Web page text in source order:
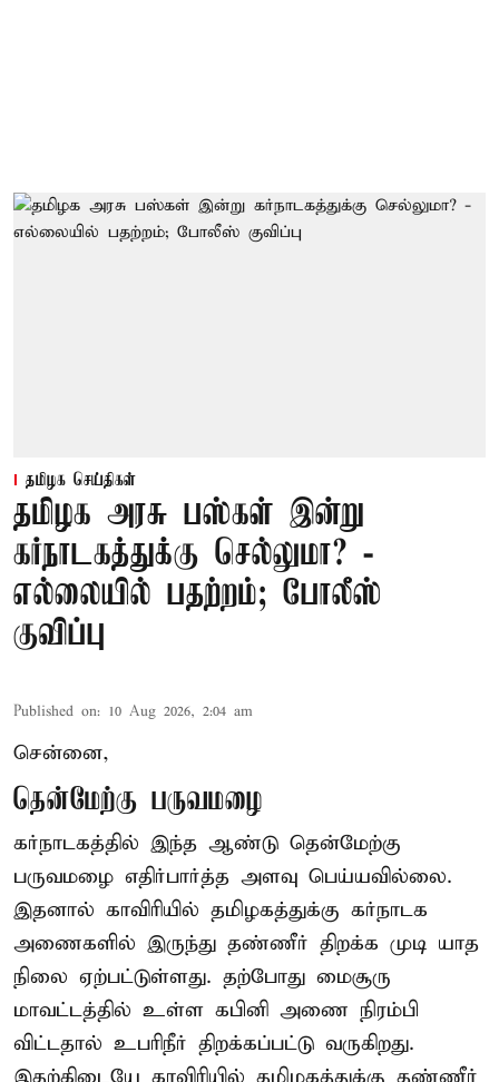
தமிழக செய்திகள்
தமிழக அரசு பஸ்கள் இன்று
கர்நாடகத்துக்கு செல்லுமா? -
எல்லையில் பதற்றம்; போலீஸ்
குவிப்பு
Published on: 10 Aug 2026, 2:04 am
சென்னை,
தென்மேற்கு பருவமழை
கர்நாடகத்தில் இந்த ஆண்டு தென்மேற்கு
பருவமழை எதிர்பார்த்த அளவு பெய்யவில்லை.
இதனால் காவிரியில் தமிழகத்துக்கு கர்நாடக
அணைகளில் இருந்து தண்ணீர் திறக்க முடி யாத
நிலை ஏற்பட்டுள்ளது. தற்போது மைசூரு
மாவட்டத்தில் உள்ள கபினி அணை நிரம்பி
விட்டதால் உபரிநீர் திறக்கப்பட்டு வருகிறது.